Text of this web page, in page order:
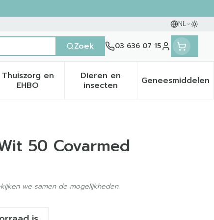
NL
Talen
Zoek 03 636 07 15
Klant menu
categorie
categorie
voor Natuur geneeskunde categorie
Thuiszorg en
EHBOToon submenu voor Thuiszorg en EHBO
Dieren en
insectenToon submenu voor
Geneesmiddelen
Toon
50 Covarmed
we samen de mogelijkheden.